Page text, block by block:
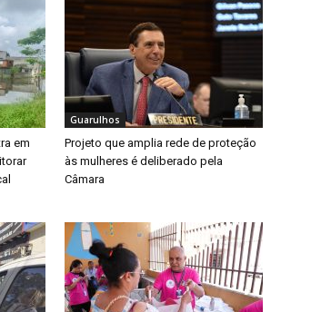
em
Guarulhos
Projeto que amplia rede de proteção
às mulheres é deliberado pela
Câmara